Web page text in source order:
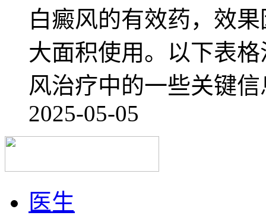
白癜风的有效药，效
大面积使用。以下表
风治疗中的一些关键
2025-05-05
医生